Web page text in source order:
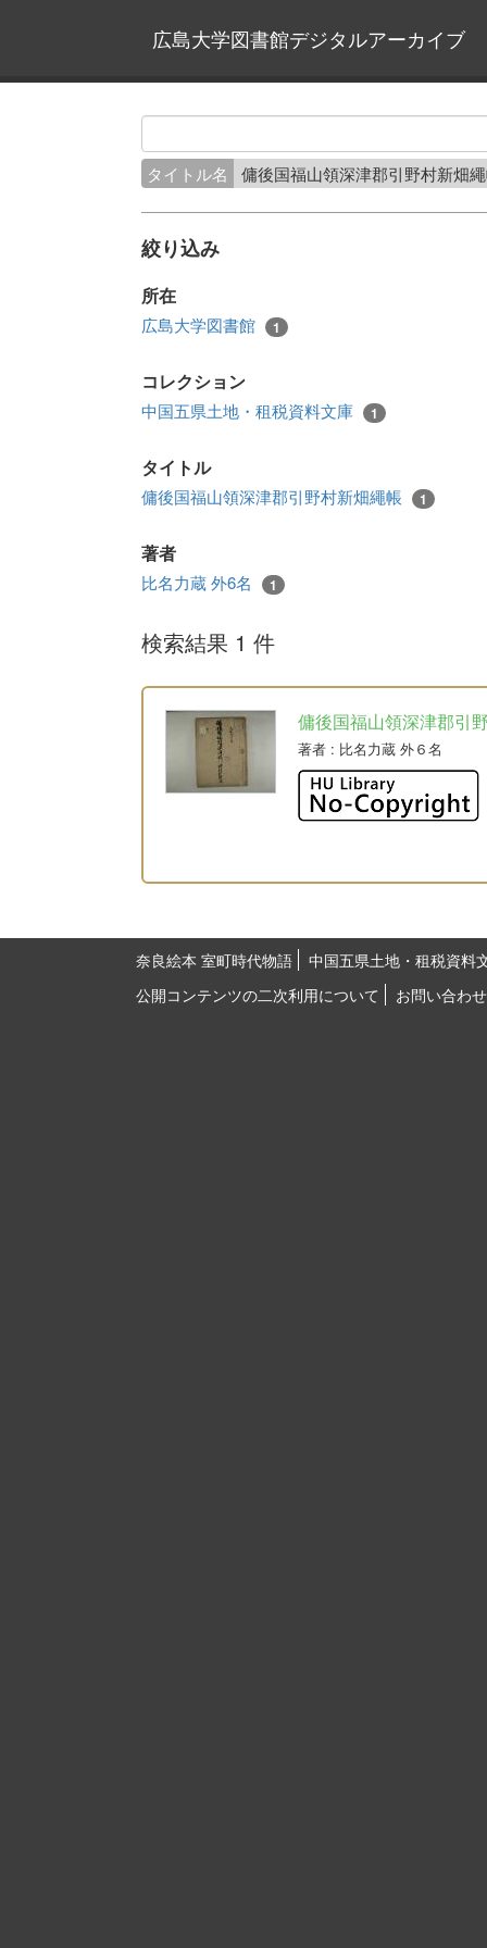
広島大学図書館デジタルアーカイブ
タイトル名 傭後国福山領深津郡引野村新畑
絞り込み
所在
広島大学図書館 1
コレクション
中国五県土地・租税資料文庫 1
タイトル
傭後国福山領深津郡引野村新畑繩帳 1
著者
比名力蔵 外6名 1
検索結果 1 件
傭後国福山領深津郡引
著者 : 比名力蔵 外６名
奈良絵本 室町時代物語
中国五県土地・租税資料
公開コンテンツの二次利用について
お問い合わせ